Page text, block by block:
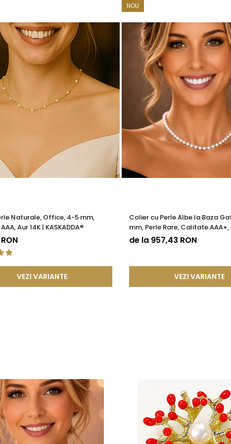
cu marcă înregistrată în 27 de țări. Toate produsele sunt
cu perle este însoțită de un certificat de garanție și
sau oferă-l unei persoane speciale – este o bijuterie care
asociat cu alte bijuterii din colecție. Vezicerceii cu perleși
Naturale, Office, 4-5 mm,
Aur 14K | KASKADDA®
VEZI VARIANTE
NOU
Colier cu Perle Albe la Baza
mm, Perle Rare, Calitate AAA+,
KASKADDA®
de la 957,43 RON
VEZI VARIANTE